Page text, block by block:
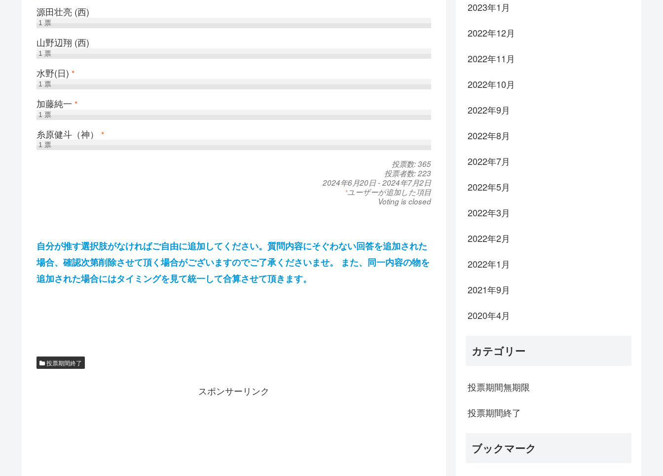
源田壮亮 (西)
1票
山野辺翔 (西)
1票
水野(日) *
1票
加藤純一 *
1票
糸原健斗（神） *
1票
投票数: 365
投票者数: 223
2024年6月20日-2024年7月2日
*ユーザーが追加した項目
Voting is closed
自分が推す選択肢がなければご自由に追加してください。質問内容にそぐわない回答を追加された
場合、確認次第削除させて頂く場合がございますのでご了承くださいませ。 また、同一内容の物を
追加された場合にはタイミングを見て統一して合算させて頂きます。
投票期間終了
スポンサーリンク
2023年1月
2022年12月
2022年11月
2022年10月
2022年9月
2022年8月
2022年7月
2022年5月
2022年3月
2022年2月
2022年1月
2021年9月
2020年4月
カテゴリー
投票期間無期限
投票期間終了
ブックマーク